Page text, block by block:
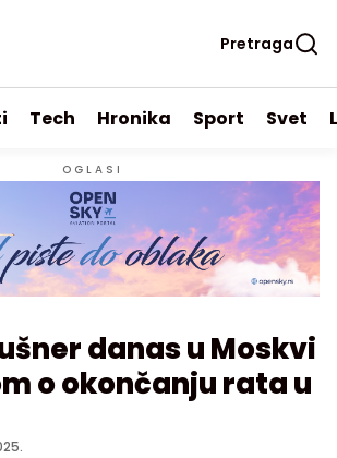
Pretraga
Tech Hronika Sport Svet
OGLASI
danas u Moskvi
o okončanju rata u